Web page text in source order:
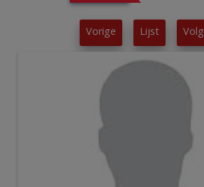
Vorige Lijst